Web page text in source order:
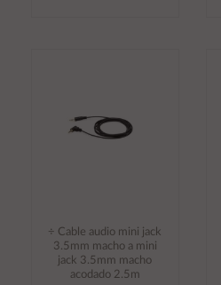
÷ Cable audio mini jack
3.5mm macho a mini
jack 3.5mm macho
acodado 2.5m